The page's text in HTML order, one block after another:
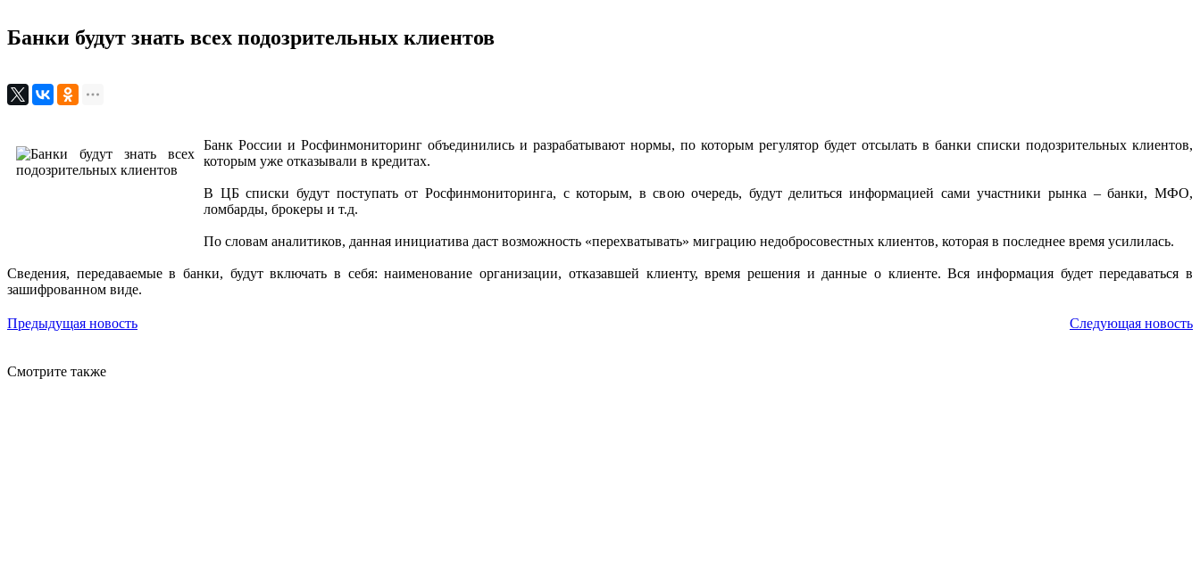
Банки будут знать всех подозрительных клиентов
Банк России и Росфинмониторинг объединились и разрабатывают нормы, по которым регулятор будет отсылать в банки списки подозрительных клиентов,
которым уже отказывали в кредитах.
В ЦБ списки будут поступать от Росфинмониторинга, с которым, в свою очередь, будут делиться информацией сами участники рынка – банки, МФО,
ломбарды, брокеры и т.д.
По словам аналитиков, данная инициатива даст возможность «перехватывать» миграцию недобросовестных клиентов, которая в последнее время усилилась.
Сведения, передаваемые в банки, будут включать в себя: наименование организации, отказавшей клиенту, время решения и данные о клиенте. Вся информация будет передаваться в
зашифрованном виде.
Предыдущая новость Следующая новость
Смотрите также